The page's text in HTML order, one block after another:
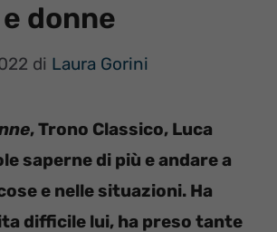
donne
di Laura Gorini
, Trono Classico, Luca
saperne di più e andare a
e nelle situazioni. Ha
difficile lui, ha preso tante